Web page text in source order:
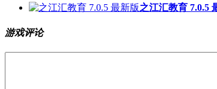
之江汇教育 7.0.5
游戏评论